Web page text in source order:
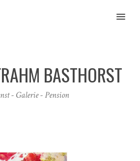
MENU
BASTHORST
- Galerie - Pension